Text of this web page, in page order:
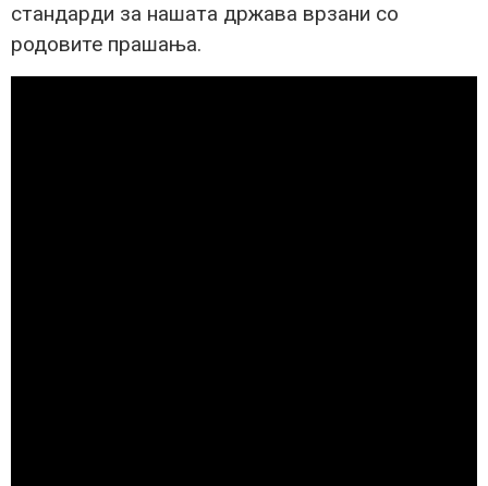
стандарди за нашата држава врзани со
родовите прашања.